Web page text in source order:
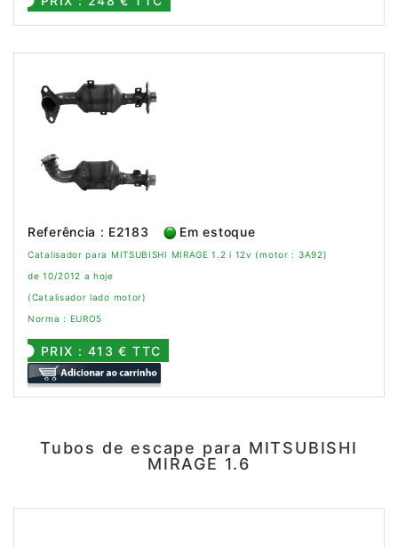
Referência : E2183 Em estoque
Catalisador para MITSUBISHI MIRAGE 1.2 i 12v (motor : 3A92)
de 10/2012 a hoje
(Catalisador lado motor)
Norma : EURO5
PRIX : 413 € TTC
Tubos de escape para MITSUBISHI
MIRAGE 1.6